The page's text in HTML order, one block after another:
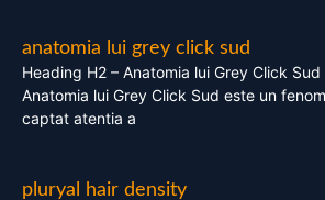
anatomia lui grey click sud
Heading H2 – Anatomia lui Grey Click
Anatomia lui Grey Click Sud este un
captat atentia a
pluryal hair density